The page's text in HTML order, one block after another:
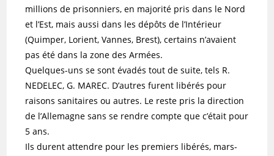
millions de prisonniers, en majorité pris dans le Nord
et l’Est, mais aussi dans les dépôts de l’Intérieur
(Quimper, Lorient, Vannes, Brest), certains n’avaient
pas été dans la zone des Armées.
Quelques-uns se sont évadés tout de suite, tels R.
NEDELEC, G. MAREC. D’autres furent libérés pour
raisons sanitaires ou autres. Le reste pris la direction
de l’Allemagne sans se rendre compte que c’était pour
5 ans.
Ils durent attendre pour les premiers libérés, mars-